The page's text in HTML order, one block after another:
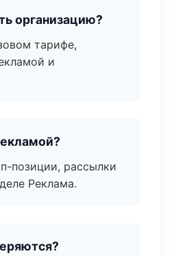
организацию?
тарифе,
и
позиции, рассылки
Реклама.